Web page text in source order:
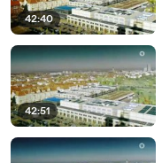
42:40
42:51